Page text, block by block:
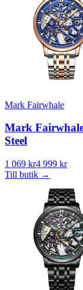
Mark Fairwhale
Mark
Steel
1 069 kr4 999 kr
Till butik →